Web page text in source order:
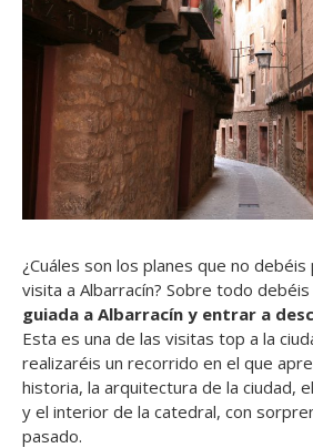
¿Cuáles son los planes que no
visita a Albarracín? Sobre todo debéis
guiada a Albarracín y entrar a
Esta es una de las visitas top a la
realizaréis un recorrido en el que
historia, la arquitectura de la ciudad,
y el interior de la catedral, con
pasado.